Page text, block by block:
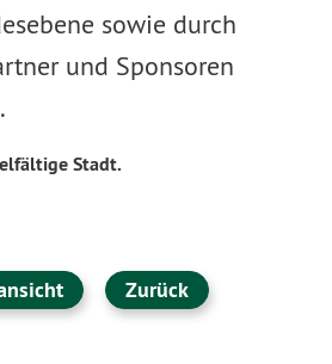
sowie durch
und Sponsoren
Stadt.
Zurück